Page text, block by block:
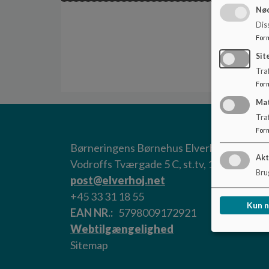
Børneringens Børnehus Elverhøj
Vodroffs Tværgade 5 C, st.tv, 1909
post@elverhoj.net
+45 33 31 18 55
EAN NR.
5798009172921
Webtilgængelighed
Sitemap
Kun